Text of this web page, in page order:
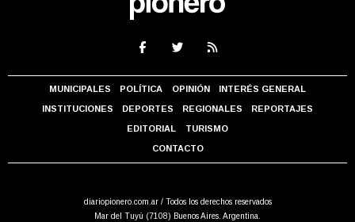
MUNICIPALES POLÍTICA OPINIÓN INTERÉS GENERAL
INSTITUCIONES DEPORTES REGIONALES REPORTAJES
EDITORIAL TURISMO
CONTACTO
diariopionero.com.ar / Todos los derechos reservados
Mar del Tuyú (7108) Buenos Aires. Argentina.